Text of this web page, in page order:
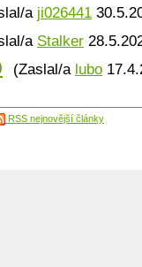
a ji026441
a Stalker
(Zaslal/a lubo
RSS nejnovější články